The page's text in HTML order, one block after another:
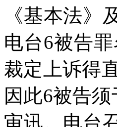
《基本法》
电台6被告
裁定上诉得
因此6被告须
审讯。电台